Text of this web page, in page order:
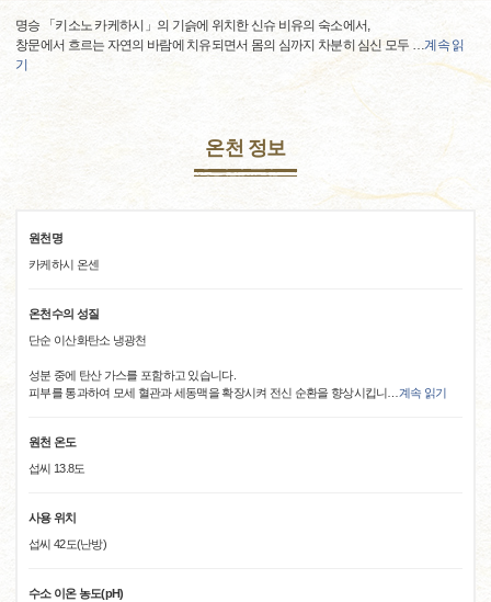
명승 「키소노 카케하시」의 기슭에 위치한 신슈 비유의 숙소에서,
창문에서 흐르는 자연의 바람에 치유되면서 몸의 심까지 차분히 심신 모두 …계속 읽
기
온천 정보
원천명
카케하시 온센
온천수의 성질
단순 이산화탄소 냉광천
성분 중에 탄산 가스를 포함하고 있습니다.
피부를 통과하여 모세 혈관과 세동맥을 확장시켜 전신 순환을 향상시킵니
계속 읽기
원천 온도
섭씨 13.8도
사용 위치
섭씨 42도(난방)
수소 이온 농도(pH)